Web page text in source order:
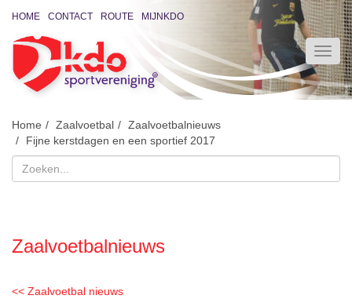
HOME CONTACT ROUTE MIJNKDO
Home Zaalvoetbal
Zaalvoetbalnieuws
Fijne kerstdagen en een sportief 2017
Zaalvoetbalnieuws
<< Zaalvoetbal nieuws